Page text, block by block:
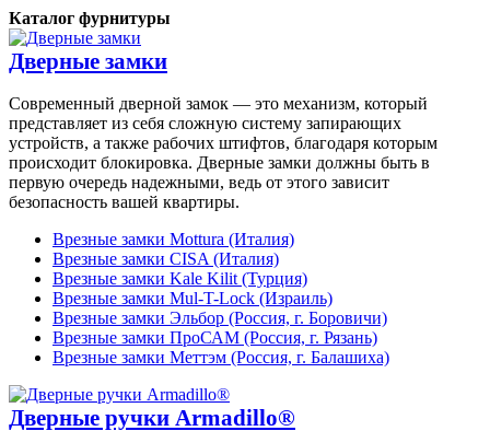
Каталог фурнитуры
Дверные замки
Современный дверной замок — это механизм, который
представляет из себя сложную систему запирающих
устройств, а также рабочих штифтов, благодаря которым
происходит блокировка. Дверные замки должны быть в
первую очередь надежными, ведь от этого зависит
безопасность вашей квартиры.
Врезные замки Mottura (Италия)
Врезные замки CISA (Италия)
Врезные замки Kale Kilit (Турция)
Врезные замки Mul-T-Lock (Израиль)
Врезные замки Эльбор (Россия, г. Боровичи)
Врезные замки ПроСАМ (Россия, г. Рязань)
Врезные замки Меттэм (Россия, г. Балашиха)
Дверные ручки Armadillo®